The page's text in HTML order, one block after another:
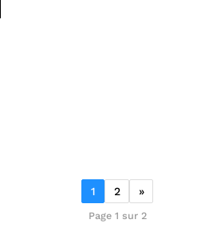
1 2 »
Page 1 sur 2